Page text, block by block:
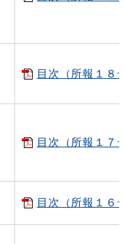
目次（所報１８
目次（所報１７
目次（所報１６